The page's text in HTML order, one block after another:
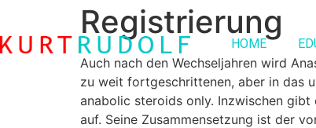
HOME
Registrierung
Auch nach den Wechseljahren wird
zu weit fortgeschrittenen, aber in das
anabolic steroids only. Inzwischen
auf. Seine Zusammensetzung ist der